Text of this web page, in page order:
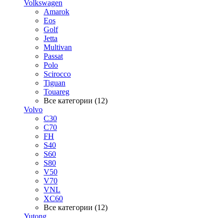
Volkswagen
Amarok
Eos
Golf
Jetta
Multivan
Passat
Polo
Scirocco
Tiguan
Touareg
Все категории (12)
Volvo
C30
C70
FH
S40
S60
S80
V50
V70
VNL
XC60
Все категории (12)
Yutong